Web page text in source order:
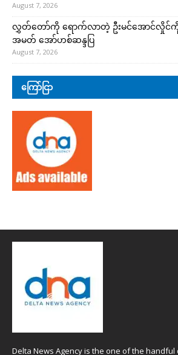
August 7, 2026
လွှတ်တော်ကို ရောက်လာတဲ့ ဦးမင်အောင်လှို
အမတ် အော်ဟစ်ဆန္ဒပြ
August 7, 2026
ကြော်ငြာ
Delta News Agency is the one of the handful